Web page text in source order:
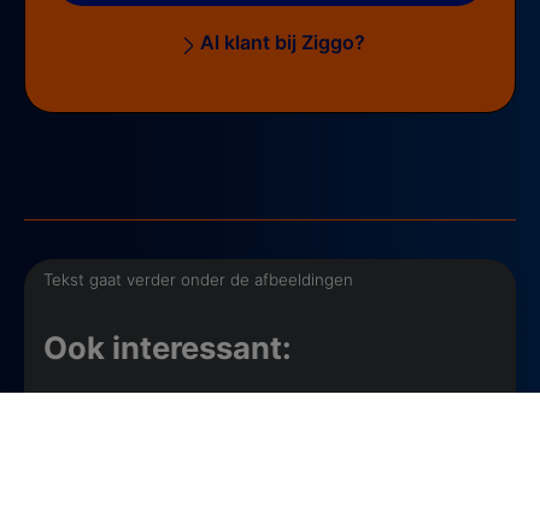
Al klant bij Ziggo?
Tekst gaat verder onder de afbeeldingen
Ook interessant: